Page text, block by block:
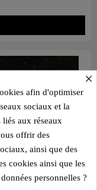
×
afin d'optimiser
sociaux et la
aux réseaux
offrir des
ainsi que des
cookies ainsi que les
personnelles ?